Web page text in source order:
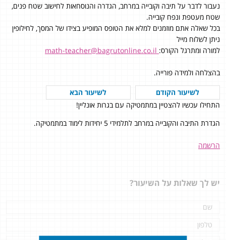
נעבור לדבר על תיבה וקובייה במרחב, הגדרה והנוסחאות לחישוב שטח פנים,
שטח מעטפת ונפח קובייה.
בכל שאלה אתם מוזמנים למלא את הטופס המופיע בצידו של המסך, לחילופין
ניתן לשלוח מייל
למורה ומתרגל הקורס:
בהצלחה ולמידה פורייה.
לשיעור הקודם
לשיעור הבא
התחילו עכשיו להצטיין במתמטיקה עם בגרות אונליין!
הגדרת התיבה והקובייה במרחב לתלמידי 5 יחידות לימוד במתמטיקה.
הרשמה
יש לך שאלות על השיעור?